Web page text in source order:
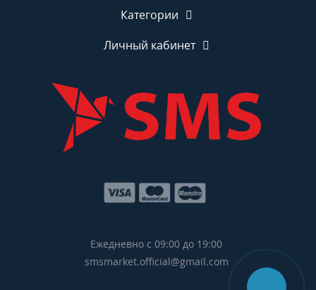
Категории
Личный кабинет
Ежедневно с 09:00 до 19:00
smsmarket.official@gmail.com